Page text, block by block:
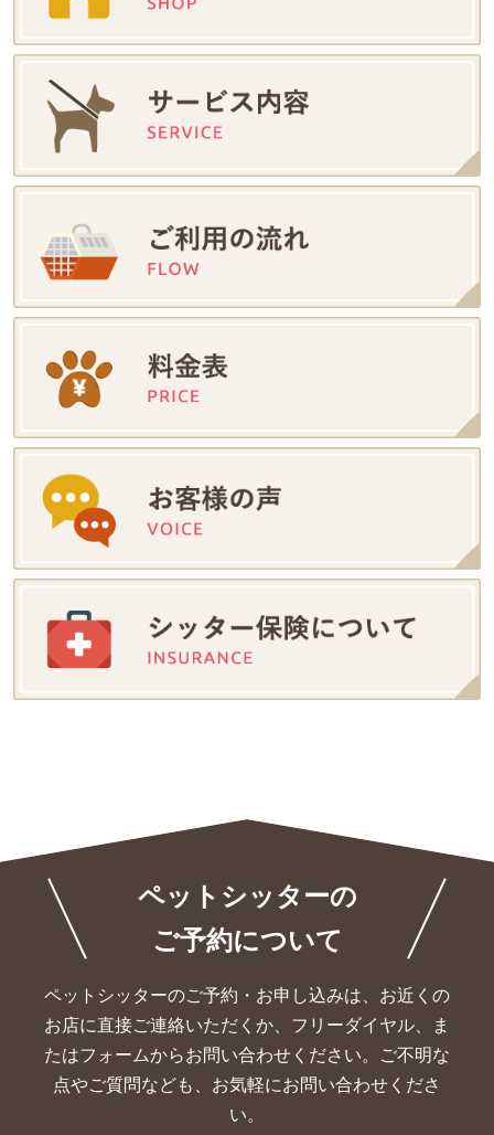
ペットシッターの
ご予約について
ペットシッターのご予約・お申し込みは、お近くの
お店に直接ご連絡いただくか、 フリーダイヤル、ま
たはフォームからお問い合わせください。ご不明な
点やご質問なども、お気軽にお問い合わせくださ
い。